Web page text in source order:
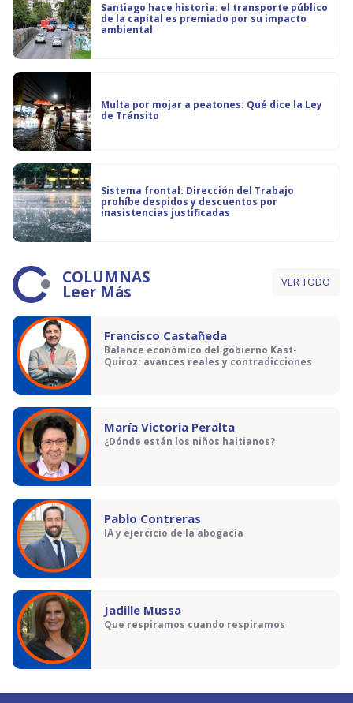
Santiago hace historia: el transporte público
de la capital es premiado por su impacto
ambiental
Multa por mojar a peatones: Qué dice la Ley
de Tránsito
Sistema frontal: Dirección del Trabajo
prohíbe despidos y descuentos por
inasistencias justificadas
COLUMNAS
Leer Más VER TODO
Francisco Castañeda
Balance económico del gobierno Kast-
Quiroz: avances reales y contradicciones
María Victoria Peralta
¿Dónde están los niños haitianos?
Pablo Contreras
IA y ejercicio de la abogacía
Jadille Mussa
Que respiramos cuando respiramos